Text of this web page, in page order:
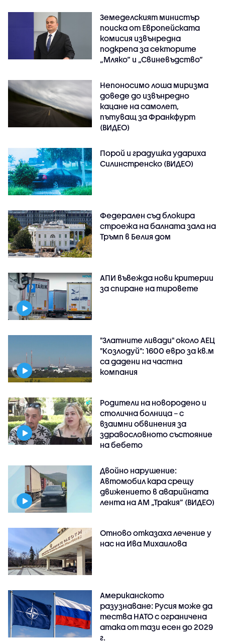
Земеделският министър
поиска от Европейската
комисия извънредна
подкрепа за секторите
„Мляко“ и „Свиневъдство“
Непоносимо лоша миризма
доведе до извънредно
кацане на самолет,
пътуващ за Франкфурт
(ВИДЕО)
Порой и градушка удариха
Силинстренско (ВИДЕО)
Федерален съд блокира
строежа на балната зала на
Тръмп в Белия дом
АПИ въвежда нови критерии
за спиране на тировете
"Златните ливади" около АЕЦ
"Козлодуй": 1600 евро за кв.м
са дадени на частна
компания
Родители на новородено и
столична болница – с
взаимни обвинения за
здравословното състояние
на бебето
Двойно нарушение:
Автомобил кара срещу
движението в аварийната
лента на АМ „Тракия” (ВИДЕО)
Отново отказаха лечение у
нас на Ива Михаилова
Американското
разузнаване: Русия може да
тества НАТО с ограничена
атака от тази есен до 2029
г.